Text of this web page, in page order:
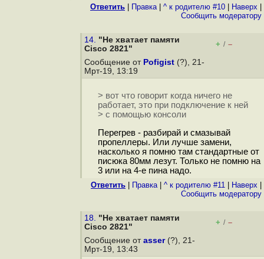
Ответить Правка| ^ к родителю #10 Наверх
Cообщить модератору
14. "Не хватает памяти
Cisco 2821"
+ / –
Сообщение от Pofigist (?), 21-
Мрт-19, 13:19
> вот что говорит когда ничего не
работает, это при подключение к ней
> с помощью консоли
Перегрев - разбирай и смазывай
пропеллеры. Или лучше замени,
насколько я помню там стандартные от
писюка 80мм лезут. Только не помню на
3 или на 4-е пина надо.
Ответить Правка| ^ к родителю #11 Наверх
Cообщить модератору
18. "Не хватает памяти
Cisco 2821"
+ / –
Сообщение от asser(?), 21-
Мрт-19, 13:43